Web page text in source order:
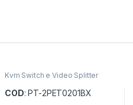
Kvm Switch e Video Splitter
COD: PT-2PET0201BX